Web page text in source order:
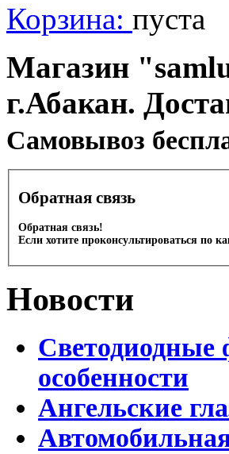
Корзина: пуста
Магазин
г.Абакан.
Cамовывоз
Обратная связь
Обратная связь!
Если хотите проконсультироваться по
Новости
Светодиодные
особенности
Ангельские